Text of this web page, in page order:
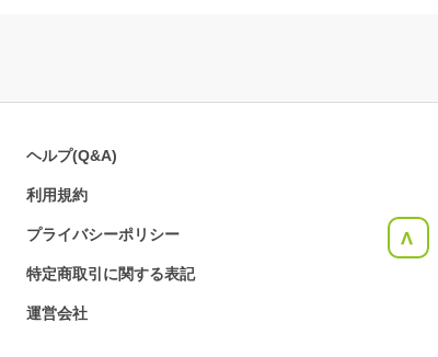
<
ヘルプ(Q&A)
利用規約
プライバシーポリシー
特定商取引に関する表記
運営会社